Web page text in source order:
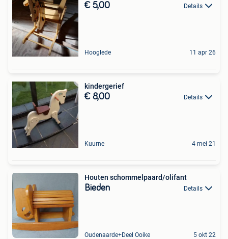
€ 5,00 Details
Hooglede 11 apr 26
kindergerief
€ 8,00 Details
Kuurne 4 mei 21
Houten schommelpaard/olifant
Bieden Details
Oudenaarde+Deel Ooike 5 okt 22